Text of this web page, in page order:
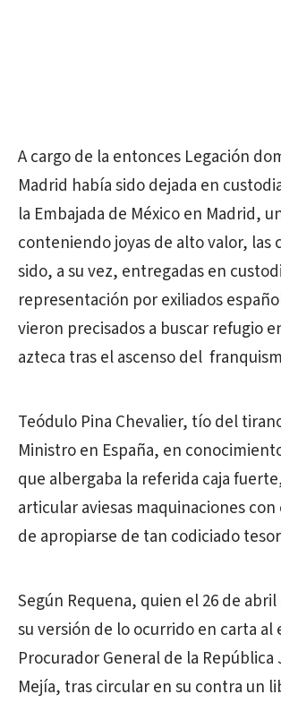
A cargo de la entonces Legación
Madrid había sido dejada en
la Embajada de México en Madrid,
conteniendo joyas de alto valor, las
sido, a su vez, entregadas en
representación por exiliados
vieron precisados a buscar refugio
azteca tras el ascenso del
Teódulo Pina Chevalier, tío del
Ministro en España, en
que albergaba la referida caja
articular aviesas maquinaciones
de apropiarse de tan codiciado
Según Requena, quien el 26 de
su versión de lo ocurrido en carta al
Procurador General de la República
Mejía, tras circular en su contra un